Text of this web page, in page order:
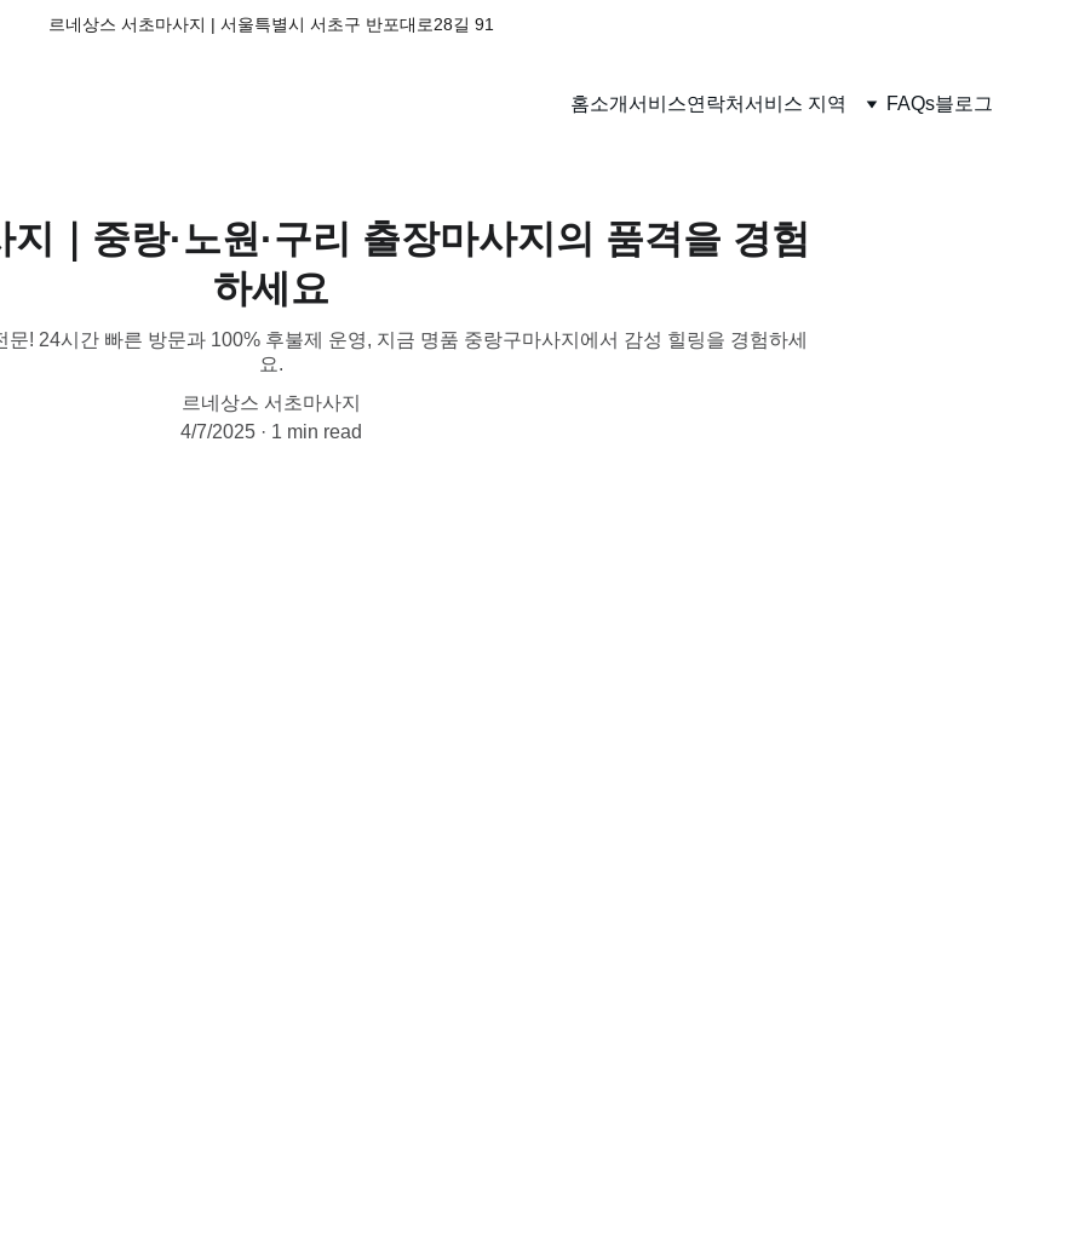
르네상스 서초마사지 | 서울특별시 서초구 반포대로28길 91
홈소개서비스연락처서비스 지역 FAQs블로그
｜중랑·노원·구리 출장마사지의 품격을 경험
하세요
문! 24시간 빠른 방문과 100% 후불제 운영, 지금 명품 중랑구마사지에서 감성 힐링을 경험하세
요.
르네상스 서초마사지
4/7/2025
1 min read